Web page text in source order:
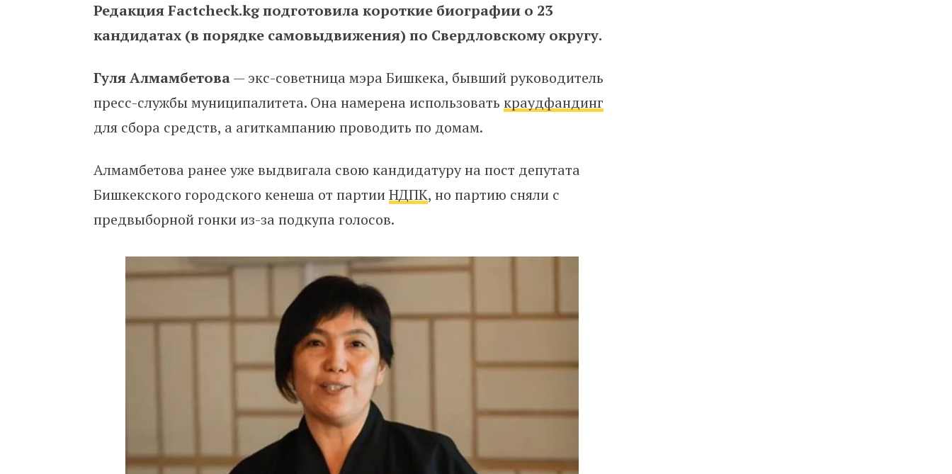
Редакция Factcheck.kgподготовила короткие биографии о 23
кандидатах (в порядке самовыдвижения) по Свердловскому округу.
Гуля Алмамбетова— экс-советница мэра Бишкека, бывший руководитель
пресс-службы муниципалитета. Она намерена использоватькраудфандинг
для сбора средств, а агиткампанию проводить по домам.
Алмамбетова ранее уже выдвигала свою кандидатуру на пост депутата
Бишкекского городского кенеша от партииНДПК, но партию сняли с
предвыборной гонки из-за подкупа голосов.